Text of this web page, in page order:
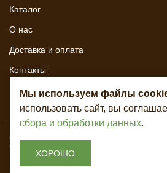
Каталог
О нас
Доставка и оплата
Контакты
Copyright © 2020 - 2026. Всё для лестниц.
Vegas Studio
Мы используем файлы
использовать сайт, вы
сбора и обработки данных.
ХОРОШО